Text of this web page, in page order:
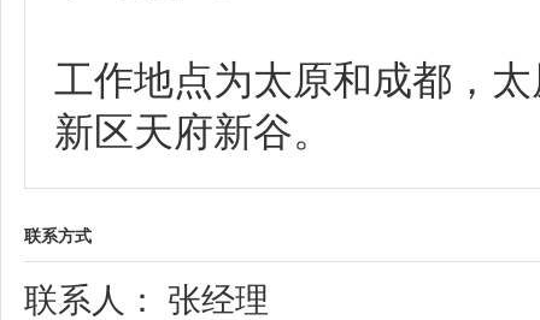
工作地点为太原和成都，
新区天府新谷。
联系方式
联系人： 张经理